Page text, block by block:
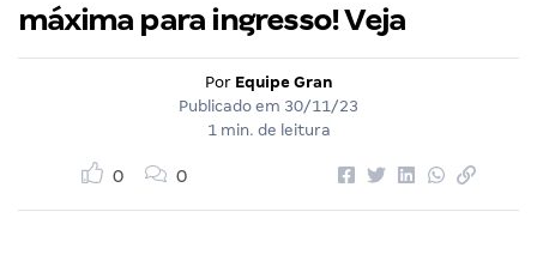
máxima para ingresso! Veja
Por Equipe Gran
Publicado em 30/11/23
1 min. de leitura
0 0